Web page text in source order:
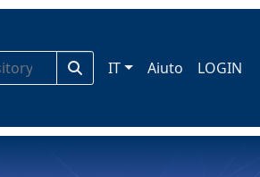
IT Aiuto LOGIN